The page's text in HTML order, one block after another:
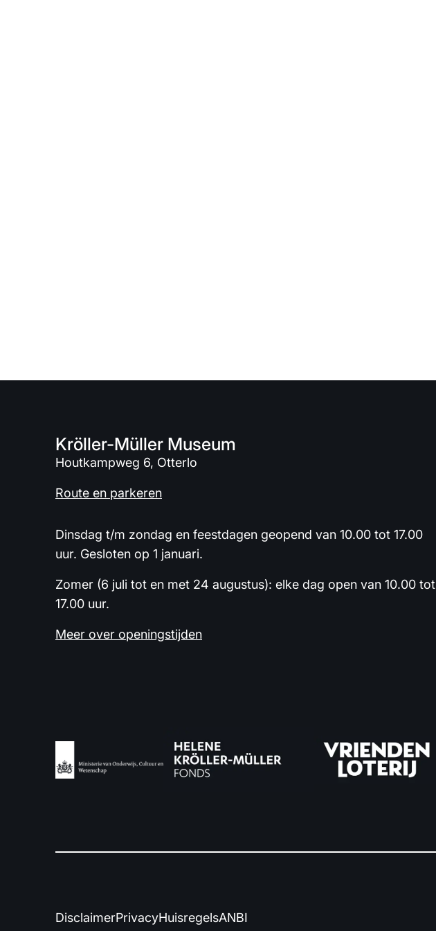
Kröller-Müller Museum
Houtkampweg 6, Otterlo
Route en parkeren
Dinsdag t/m zondag en feestdagen geopend van 10.00 tot 17.00
uur. Gesloten op 1 januari.
Zomer (6 juli tot en met 24 augustus): elke dag open van 10.00 tot
17.00 uur.
Meer over openingstijden
DisclaimerPrivacyHuisregelsANBI